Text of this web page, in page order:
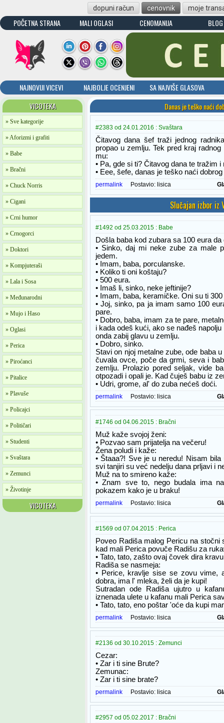
dopuni račun cenovnik moje
POČETNA STRANA MALI OGLASI CENOMANIJA BLOG
NAJNOVIJI VICEVI NAJBOLJE OCENJENI
SA NAJVIŠE GLASOVA
VICOTEKA
» Sve kategorije
» Aforizmi i grafiti
» Babe
» Bračni
» Chuck Norris
» Cigani
» Crni humor
» Crnogorci
» Doktori
» Kompjuteraši
» Lala i Sosa
» Međunarodni
» Mujo i Haso
» Oglasi
» Perica
» Piroćanci
» Pitalice
» Plavuše
» Policajci
» Političari
» Studenti
» Svaštara
» Zemunci
» Životinje
VICOTEKA
Danas je teško naći
#2383 od 24.01.2016 : Svaštara
Čitavog dana šef traži jednog
propao u zemlju. Tek pred kraj
mu:
• Pa, gde si ti? Čitavog dana te tražim
• Eee, šefe, danas je teško naći
permalink Postavio: lisica
Slučajan izbor iz
#1492 od 25.03.2015 : Babe
Došla baba kod zubara sa 100 eura
• Sinko, daj mi neke zube za male
jedem.
• Imam, baba, porculanske.
• Koliko ti oni koštaju?
• 500 eura.
• Imaš li, sinko, neke jeftinije?
• Imam, baba, keramičke. Oni su ti 300
• Joj, sinko, pa ja imam samo 100
pare.
• Dobro, baba, imam za te pare,
i kada odeš kući, ako se nađeš
onda zabij glavu u zemlju.
• Dobro, sinko.
Stavi on njoj metalne zube, ode baba
čuvala ovce, poče da grmi, seva i
zemlju. Prolazio pored seljak, vide
otpozadi i opali je. Kad čuješ babu iz
• Udri, grome, al' do zuba nećeš doći.
permalink Postavio: lisica
#1746 od 04.06.2015 : Bračni
Muž kaže svojoj ženi:
• Pozvao sam prijatelja na večeru!
Žena poludi i kaže:
• Štaaa?! Sve je u neredu! Nisam
svi tanjiri su već nedelju dana prljavi i
Muž na to smireno kaže:
• Znam sve to, nego budala ima
pokazem kako je u braku!
permalink Postavio: lisica
#1569 od 07.04.2015 : Perica
Poveo Radiša malog Pericu na
kad mali Perica povuče Radišu za
• Tato, tato, zašto ovaj čovek dira
Radiša se nasmeja:
• Perice, kravlje sise se zovu
dobra, ima l' mleka, želi da je kupi!
Sutradan ode Radiša ujutro u
iznenada ulete u kafanu mali Perica
• Tato, tato, eno poštar 'oće da kupi
permalink Postavio: lisica
#2136 od 30.10.2015 : Zemunci
Cezar:
• Zar i ti sine Brute?
Zemunac:
• Zar i ti sine brate?
permalink Postavio: lisica
#2957 od 05.02.2017 : Bračni